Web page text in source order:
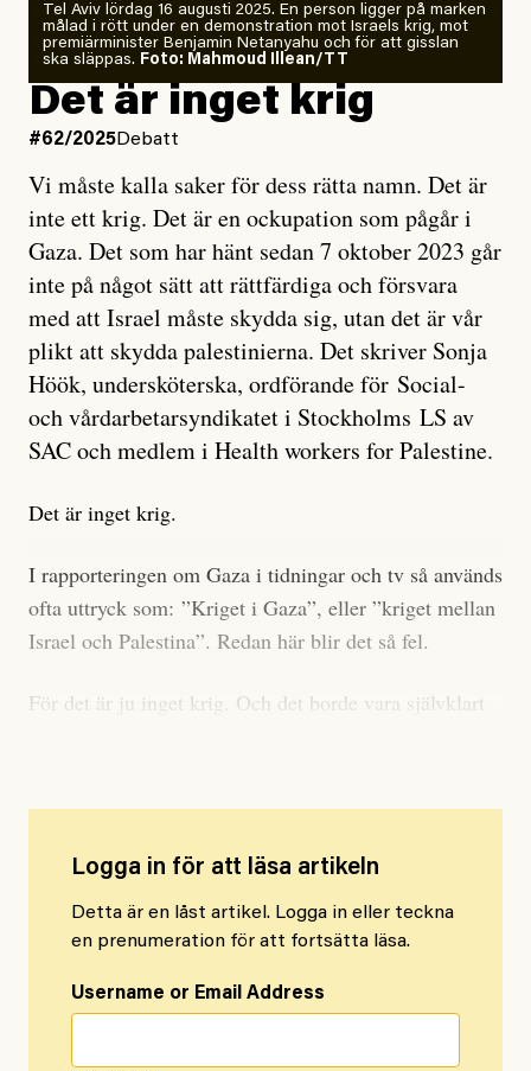
Tel Aviv lördag 16 augusti 2025. En person ligger på marken
målad i rött under en demonstration mot Israels krig, mot
premiärminister Benjamin Netanyahu och för att gisslan
ska släppas. Foto: Mahmoud Illean/TT
Det är inget krig
#62/2025Debatt
Vi måste kalla saker för dess rätta namn. Det är
inte ett krig. Det är en ockupation som pågår i
Gaza. Det som har hänt sedan 7 oktober 2023 går
inte på något sätt att rättfärdiga och försvara
med att Israel måste skydda sig, utan det är vår
plikt att skydda palestinierna. Det skriver Sonja
Höök, undersköterska, ordförande för Social-
och vårdarbetarsyndikatet i Stockholms LS av
SAC och medlem i Health workers for Palestine.
Det är inget krig.
I rapporteringen om Gaza i tidningar och tv så används
ofta uttryck som: ”Kriget i Gaza”, eller ”kriget mellan
Israel och Palestina”. Redan här blir det så fel.
För det är ju inget krig. Och det borde vara självklart
Logga in för att läsa artikeln
Detta är en låst artikel. Logga in eller teckna
en prenumeration för att fortsätta läsa.
Username or Email Address